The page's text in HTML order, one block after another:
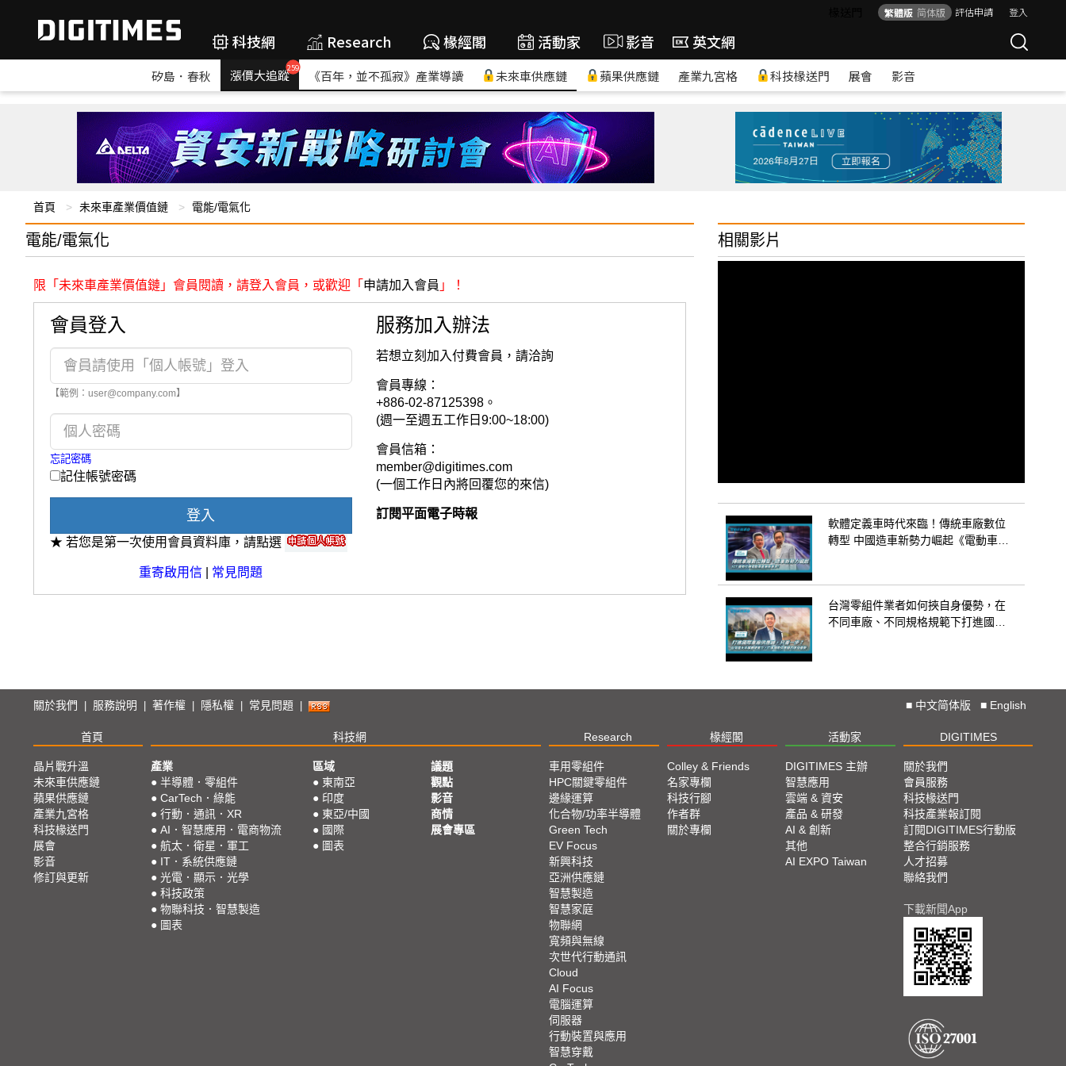
繁體版 简体版 評估申請 登入
科技網 Research 椽經閣 活動家 影音 英文網
矽島．春秋 漲價大追蹤259 《百年，並不孤寂》產業導讀 未來車供應鏈 蘋果供應鏈 產業九宮格 科技椽送門 展會 影音
首頁 未來車產業價值鏈 電能/電氣化
電能/電氣化
限「未來車產業價值鏈」會員閱讀，請登入會員，或歡迎「 申請加入會員 」！
會員登入
【範例：user@company.com】
忘記密碼
記住帳號密碼
登入
★ 若您是第一次使用會員資料庫，請點選
重寄啟用信 常見問題
服務加入辦法
若想立刻加入付費會員，請洽詢
會員專線：
+886-02-87125398。
(週一至週五工作日9:00~18:00)
會員信箱：
member@digitimes.com
(一個工作日內將回覆您的來信)
訂閱平面電子時報
相關影片
軟體定義車時代來臨！傳統車廠數位
轉型 中國造車新勢力崛起《電動車新
台灣零組件業者如何挾自身優勢，在
不同車廠、不同規格規範下打進國際
關於我們 服務說明 著作權 隱私權 常見問題 ■ 中文简体版 ■ English
首頁 科技網 Research 椽經閣 活動家 DIGITIMES
晶片戰升溫
未來車供應鏈
蘋果供應鏈
產業九宮格
科技椽送門
展會
影音
修訂與更新
產業
● 半導體．零組件
● CarTech．綠能
● 行動．通訊．XR
● AI．智慧應用．電商物流
● 航太．衛星．軍工
● IT．系統供應鏈
● 光電．顯示．光學
● 科技政策
● 物聯科技．智慧製造
● 圖表
區域
● 東南亞
● 印度
● 東亞/中國
● 國際
● 圖表
議題
觀點
影音
商情
展會專區
車用零組件
HPC關鍵零組件
邊緣運算
化合物/功率半導體
Green Tech
EV Focus
新興科技
亞洲供應鏈
智慧製造
智慧家庭
物聯網
寬頻與無線
次世代行動通訊
Cloud
AI Focus
電腦運算
伺服器
行動裝置與應用
智慧穿戴
Colley & Friends
名家專欄
科技行腳
作者群
關於專欄
DIGITIMES 主辦
智慧應用
雲端 & 資安
產品 & 研發
AI & 創新
其他
AI EXPO Taiwan
關於我們
會員服務
科技椽送門
科技產業報訂閱
訂閱DIGITIMES行動版
整合行銷服務
人才招募
聯絡我們
下載新聞App